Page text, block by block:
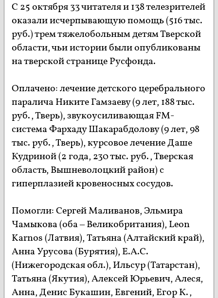
С 25 октября 33 читателя и 138 телезрителей
оказали исчерпывающую помощь (516 тыс.
руб.) трем тяжелобольным детям Тверской
области, чьи истории были опубликованы
на тверской странице Русфонда.
Оплачено: лечение детского церебрального
паралича Никите Гамзаеву (9 лет, 188 тыс.
руб., Тверь), звукоусиливающая FM-
система Фархаду Шакарабдолову (9 лет, 98
тыс. руб., Тверь), курсовое лечение Даше
Кудриной (2 года, 230 тыс. руб., Тверская
область, Вышневолоцкий район) с
гиперплазией кровеносных сосудов.
Помогли: Сергей Маливанов, Эльмира
Чамыкова (оба – Великобритания), Leon
Karnos (Латвия), Татьяна (Алтайский край),
Анна Урусова (Бурятия), Е.А.С.
(Нижегородская обл.), Ильсур (Татарстан),
Татьяна (Якутия), Алексей Юрьевич, Алеся,
Анна, Денис Букашин, Евгений, Егор К.,